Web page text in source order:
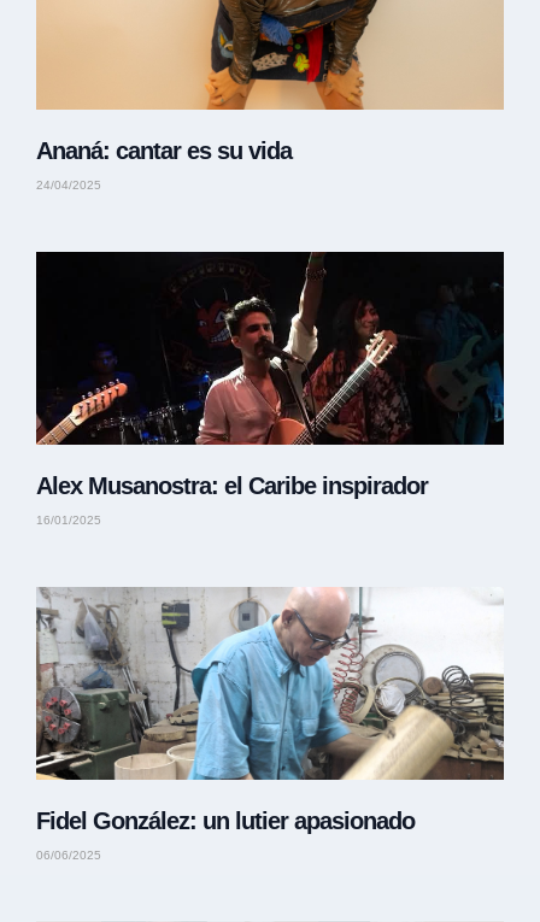
Ananá: cantar es su vida
24/04/2025
Alex Musanostra: el Caribe inspirador
16/01/2025
Fidel González: un lutier apasionado
06/06/2025